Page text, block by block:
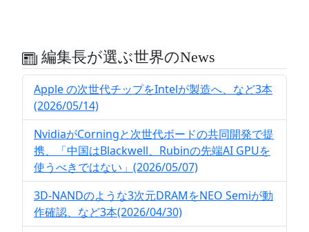
編集長が選ぶ世界のNews
Apple の次世代チップをIntelが製造へ、など3本
(2026/05/14)
NvidiaがCorningと次世代ボードの共同開発で提
携、「中国はBlackwell、Rubinの先端AI GPUを
使うべきではない」(2026/05/07)
3D-NANDのような3次元DRAMをNEO Semiが動
作確認、など3本(2026/04/30)